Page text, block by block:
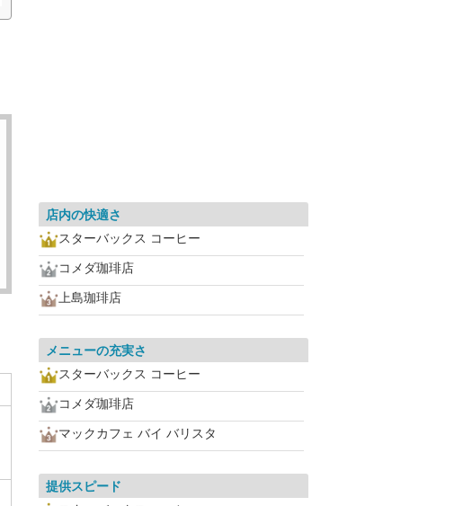
店内の快適さ
スターバックス コーヒー
コメダ珈琲店
上島珈琲店
メニューの充実さ
スターバックス コーヒー
コメダ珈琲店
マックカフェ バイ バリスタ
提供スピード